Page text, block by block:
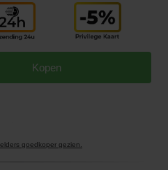
Kopen
goedkoper gezien.